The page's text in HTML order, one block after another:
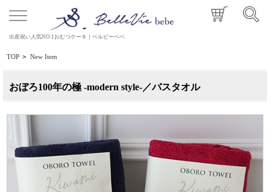
出産祝い人気NO.1おむつケーキ｜ベルビーベベ
TOP > New Item
おぼろ100年の極 -modern style-／バスタオル